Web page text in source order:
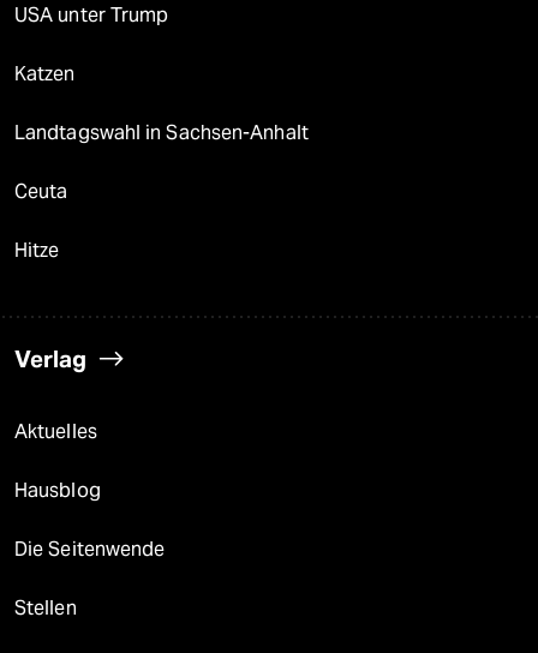
USA unter Trump
Katzen
Landtagswahl in Sachsen-Anhalt
Ceuta
Hitze
Verlag
Aktuelles
Hausblog
Die Seitenwende
Stellen